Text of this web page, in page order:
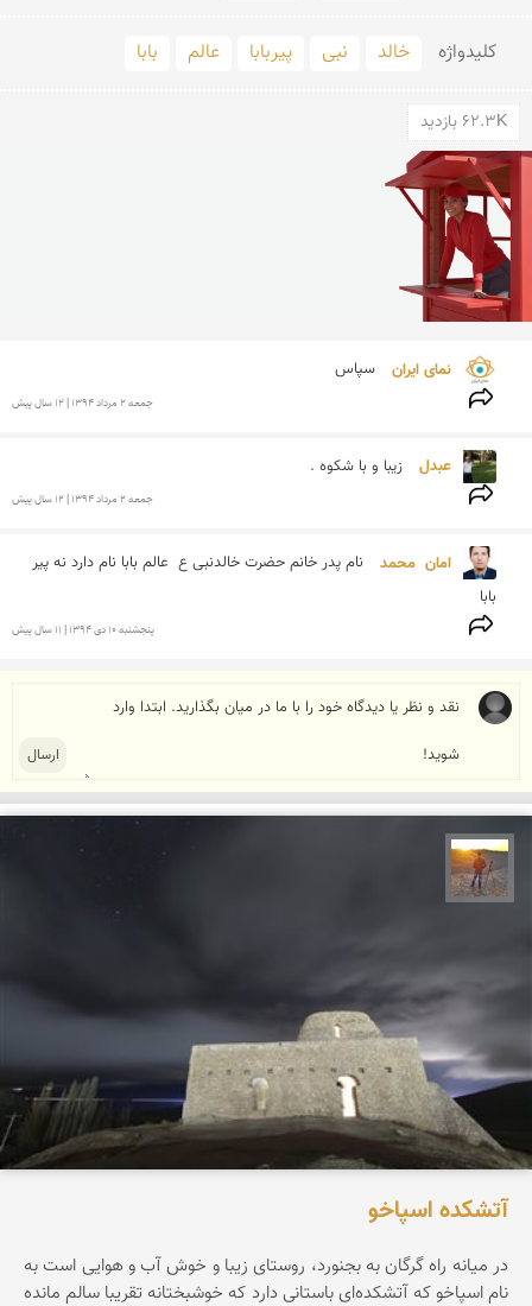
کلید‌واژه خالد نبی پیربابا عالم بابا
62.3K بازدید
نمای ایران سپاس
جمعه 2 مرداد 1394 | 12 سال پیش
عبدل زیبا و با شکوه .
جمعه 2 مرداد 1394 | 12 سال پیش
امان  محمد
بابا
پنجشنبه 10 دی 1394 | 11 سال پیش
آتشکده اسپاخو
در میانه راه گرگان به بجنورد، روستای زیبا و خوش آب و هوایی است به
نام اسپاخو که آتشکده‌ای باستانی دارد که خوشبختانه تقریبا سالم مانده